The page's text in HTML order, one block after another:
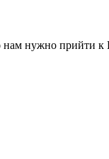
нужно прийти